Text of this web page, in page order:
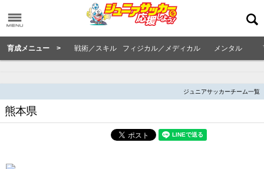
育成メニュー > 戦術／スキル フィジカル／メディカル メンタル
ジュニアサッカーチーム一覧
熊本県